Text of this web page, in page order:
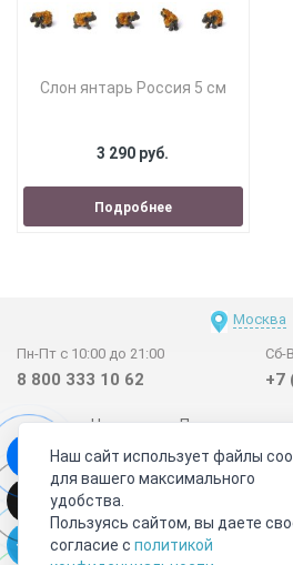
Слон янтарь Россия 5 см
3 290 руб.
Подробнее
Москва
Пн-Пт с 10:00 до 21:00
8 800 333 10 62
Сб-
+7
Новинки Поставщикам
Договор-оферта
О нас
Отзывы покупателей
Обратная связь
Видео о
Max
Наш сайт использует файлы
для вашего максимального
удобства.
Пользуясь сайтом, вы даете
согласие с политикой